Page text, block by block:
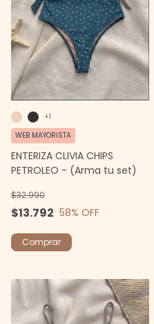
ENTERIZA CLIVIA CHIPS
PETROLEO - (Arma tu set)
$13.792
$32.990
58% OFF
WEB MAYORISTA
+1
Comprar